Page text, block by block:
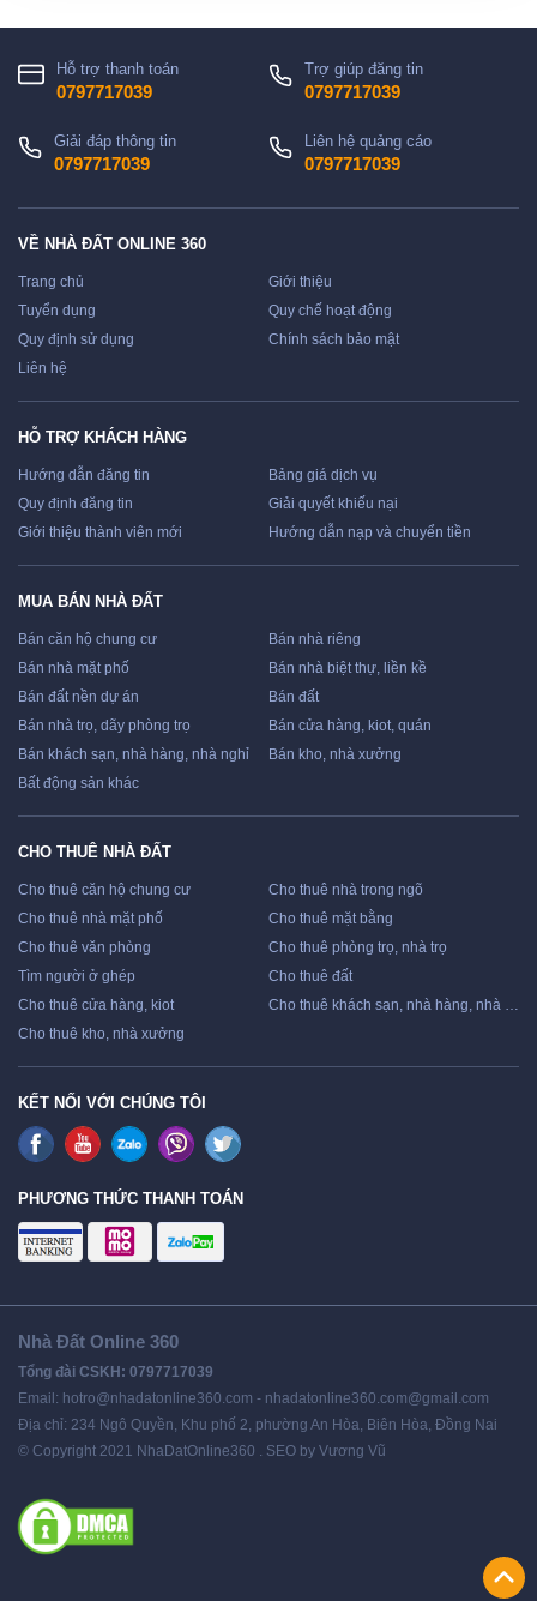
Hỗ trợ thanh toán
0797717039
Trợ giúp đăng tin
0797717039
Giải đáp thông tin
0797717039
Liên hệ quảng cáo
0797717039
VỀ NHÀ ĐẤT ONLINE 360
Trang chủ
Giới thiệu
Tuyển dụng
Quy chế hoạt động
Quy định sử dụng
Chính sách bảo mật
Liên hệ
HỖ TRỢ KHÁCH HÀNG
Hướng dẫn đăng tin
Bảng giá dịch vụ
Quy định đăng tin
Giải quyết khiếu nại
Giới thiệu thành viên mới
Hướng dẫn nạp và chuyển tiền
MUA BÁN NHÀ ĐẤT
Bán căn hộ chung cư
Bán nhà riêng
Bán nhà mặt phố
Bán nhà biệt thự, liền kề
Bán đất nền dự án
Bán đất
Bán nhà trọ, dãy phòng trọ
Bán cửa hàng, kiot, quán
Bán khách sạn, nhà hàng, nhà nghỉ
Bán kho, nhà xưởng
Bất động sản khác
CHO THUÊ NHÀ ĐẤT
Cho thuê căn hộ chung cư
Cho thuê nhà trong ngõ
Cho thuê nhà mặt phố
Cho thuê mặt bằng
Cho thuê văn phòng
Cho thuê phòng trọ, nhà trọ
Tìm người ở ghép
Cho thuê đất
Cho thuê cửa hàng, kiot
Cho thuê khách sạn, nhà hàng, nhà nghỉ
Cho thuê kho, nhà xưởng
KẾT NỐI VỚI CHÚNG TÔI
PHƯƠNG THỨC THANH TOÁN
Nhà Đất Online 360
Tổng đài CSKH: 0797717039
Email: hotro@nhadatonline360.com - nhadatonline360.com@gmail.com
Địa chỉ: 234 Ngô Quyền, Khu phố 2, phường An Hòa, Biên Hòa, Đồng Nai
© Copyright 2021 NhaDatOnline360 . SEO by Vương Vũ